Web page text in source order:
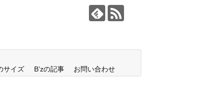
サイズ B’zの記事 お問い合わせ